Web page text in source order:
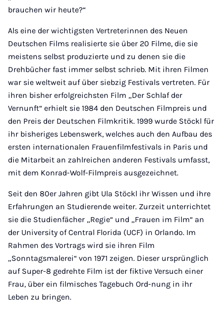
brauchen wir heute?“
Als eine der wichtigsten Vertreterinnen des Neuen
Deutschen Films realisierte sie über 20 Filme, die sie
meistens selbst produzierte und zu denen sie die
Drehbücher fast immer selbst schrieb. Mit ihren Filmen
war sie weltweit auf über siebzig Festivals vertreten. Für
ihren bisher erfolgreichsten Film „Der Schlaf der
Vernunft“ erhielt sie 1984 den Deutschen Filmpreis und
den Preis der Deutschen Filmkritik. 1999 wurde Stöckl für
ihr bisheriges Lebenswerk, welches auch den Aufbau des
ersten internationalen Frauenfilmfestivals in Paris und
die Mitarbeit an zahlreichen anderen Festivals umfasst,
mit dem Konrad-Wolf-Filmpreis ausgezeichnet.
Seit den 80er Jahren gibt Ula Stöckl ihr Wissen und ihre
Erfahrungen an Studierende weiter. Zurzeit unterrichtet
sie die Studienfächer „Regie“ und „Frauen im Film“ an
der University of Central Florida (UCF) in Orlando. Im
Rahmen des Vortrags wird sie ihren Film
„Sonntagsmalerei“ von 1971 zeigen. Dieser ursprünglich
auf Super-8 gedrehte Film ist der fiktive Versuch einer
Frau, über ein filmisches Tagebuch Ord-nung in ihr
Leben zu bringen.